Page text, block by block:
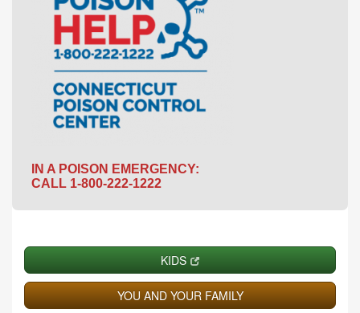
IN A POISON EMERGENCY:
CALL 1-800-222-1222
KIDS
YOU AND YOUR FAMILY